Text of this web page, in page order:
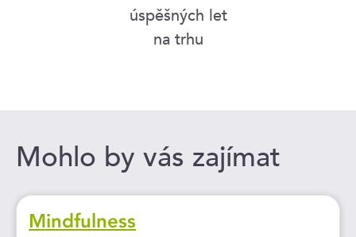
úspěšných let
na trhu
Mohlo by vás zajímat
Mindfulness